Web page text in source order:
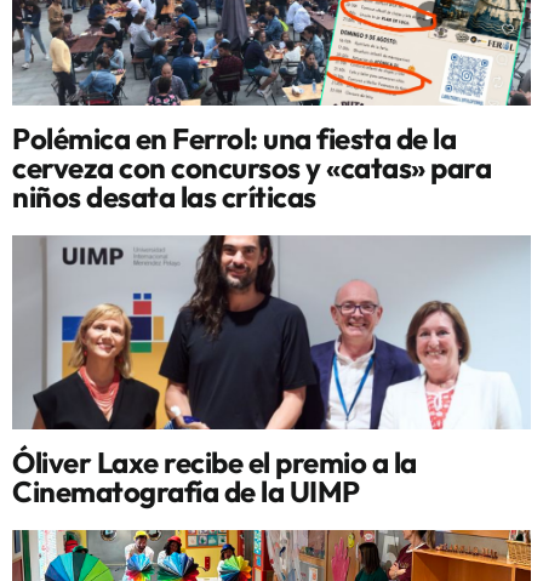
Polémica en Ferrol: una fiesta de la
cerveza con concursos y «catas» para
niños desata las críticas
Óliver Laxe recibe el premio a la
Cinematografía de la UIMP